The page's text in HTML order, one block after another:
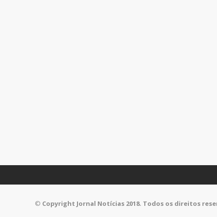
© Copyright Jornal Notícias 2018. Todos os direitos